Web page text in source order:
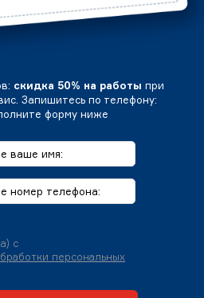
скидка 50% на работы при
Запишитесь по телефону:
форму ниже
с
персональных